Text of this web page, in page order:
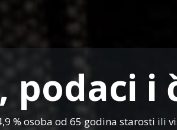
podaci i
% osoba od 65 godina starosti ili